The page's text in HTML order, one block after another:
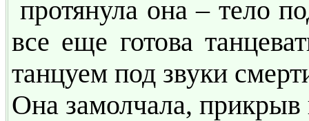
протянула она – тело
все еще готова
танцуем под звуки
Она замолчала, прикрыв